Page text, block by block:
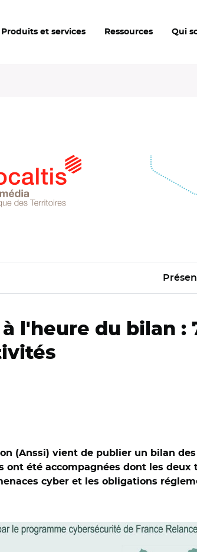
Produits et services Ressources Qui
l'heure du bilan :
(Anssi) vient de publier un bilan
ont été accompagnées dont les
cyber et les obligations